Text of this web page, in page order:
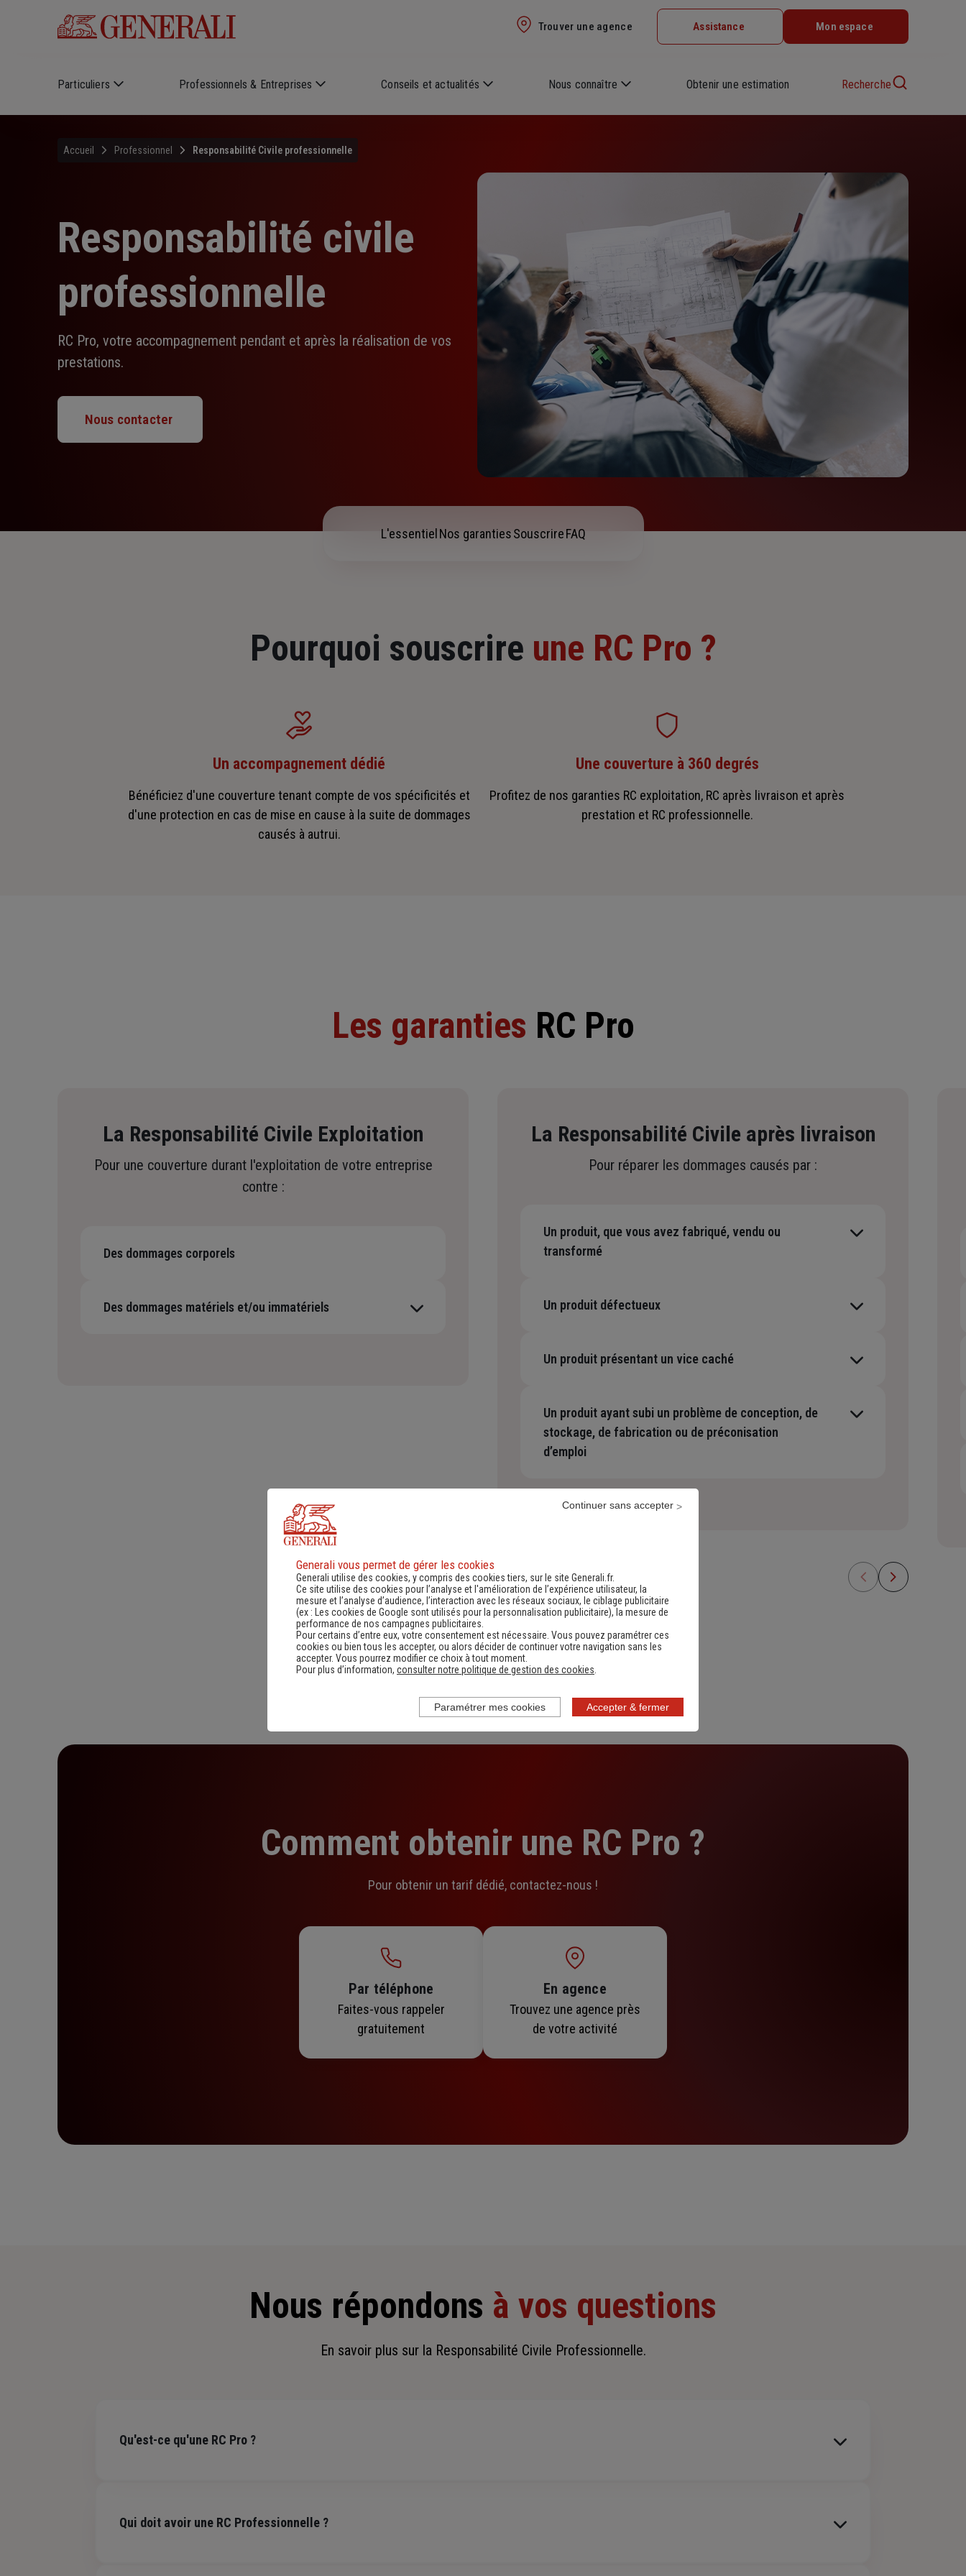
Trouver une agence Assistance Mon espace
Particuliers Professionnels & Entreprises Conseils et actualités Nous connaître Obtenir une estimation Recherche
Accueil Professionnel Responsabilité Civile professionnelle
Responsabilité civile
professionnelle
RC Pro, votre accompagnement pendant et après la réalisation de vos
prestations.
Nous contacter
L'essentiel Nos garantiesSouscrireFAQ
Pourquoi souscrire une RC Pro ?
Un accompagnement dédié
Bénéficiez d'une couverture tenant compte de vos spécificités et
d'une protection en cas de mise en cause à la suite de dommages
causés à autrui.
Une couverture à 360 degrés
Profitez de nos garanties RC exploitation, RC après livraison et après
prestation et RC professionnelle.
Les garanties RC Pro
La Responsabilité Civile Exploitation
Pour une couverture durant l'exploitation de votre entreprise
contre :
Des dommages corporels
Des dommages matériels et/ou immatériels
La Responsabilité Civile après livraison
Pour réparer les dommages causés par :
Un produit, que vous avez fabriqué, vendu ou
transformé
Un produit défectueux
Un produit présentant un vice caché
Un produit ayant subi un problème de conception, de
stockage, de fabrication ou de préconisation
d’emploi
Contacter un conseiller
Comment obtenir une RC Pro ?
Pour obtenir un tarif dédié, contactez-nous !
Par téléphone
Faites-vous rappeler
gratuitement
En agence
Trouvez une agence près
de votre activité
Nous répondons à vos questions
En savoir plus sur la Responsabilité Civile Professionnelle.
Qu'est-ce qu'une RC Pro ?
Qui doit avoir une RC Professionnelle ?
Generali vous permet de gérer les cookies
Generali utilise des cookies, y compris des cookies tiers, sur le site Generali.fr.
Ce site utilise des cookies pour l’analyse et l'amélioration de l’expérience utilisateur, la
mesure et l’analyse d’audience, l’interaction avec les réseaux sociaux, le ciblage publicitaire
(ex :
Les cookies de Google sont utilisés pour la personnalisation publicitaire), la mesure de
performance de nos campagnes publicitaires.
Pour certains d’entre eux, votre consentement est nécessaire. Vous pouvez paramétrer ces
cookies ou bien tous les accepter, ou alors décider de continuer votre navigation sans les
accepter. Vous pourrez modifier ce choix à tout moment.
Pour plus d’information, consulter notre politique de gestion des cookies
Accepter & fermer
Continuer sans accepter
Paramétrer mes cookies